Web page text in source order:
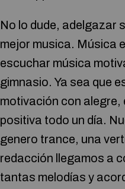
No lo dude, adelgazar
mejor musica. Música
escuchar música
gimnasio. Ya sea que
motivación con alegre,
positiva todo un día.
genero trance, una
redacción llegamos a
tantas melodías y